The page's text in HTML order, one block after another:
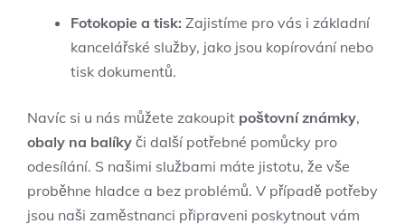
Fotokopie a tisk: Zajistíme pro vás i základní
kancelářské služby, jako jsou kopírování nebo
tisk dokumentů.
Navíc si u nás můžete zakoupit poštovní známky,
obaly na balíky či další potřebné pomůcky pro
odesílání. S našimi službami máte jistotu, že vše
proběhne hladce a bez problémů. V případě potřeby
jsou naši zaměstnanci připraveni poskytnout vám